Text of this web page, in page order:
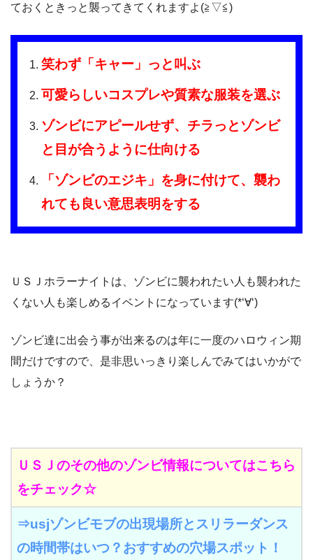
ておくときっと襲ってきてくれますよ(≧▽≦)
笑わず「キャー」っと叫ぶ
可愛らしいコスプレや質素な服装を選ぶ
ゾンビにアピールせず、チラっとゾンビ
と目が合うように仕向ける
「ゾンビのエジキ」を身に付けて、襲わ
れても良い意思表明をする
ＵＳＪホラーナイトは、ゾンビに襲われたい人も襲われた
くない人も楽しめるイベントになっています(*‘∀‘)
ゾンビ達に出会う事が出来るのは年に一度のハロウィン期
間だけですので、是非思いっきり楽しんでみてはいかがで
しょうか？
ＵＳＪのその他のゾンビ情報についてはこちら
をチェック☆
⇒usjゾンビモブの出現場所とスリラーダンス
の時間帯はいつ？おすすめの穴場スポット！